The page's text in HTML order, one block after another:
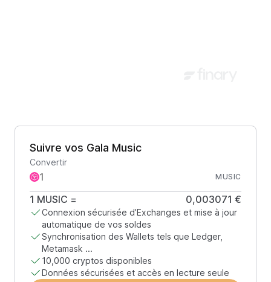
Suivre vos Gala Music
Convertir
MUSIC
1 MUSIC = 0,003071 €
Connexion sécurisée d’Exchanges et mise à jour
automatique de vos soldes
Synchronisation des Wallets tels que Ledger,
Metamask ...
10,000 cryptos disponibles
Données sécurisées et accès en lecture seule